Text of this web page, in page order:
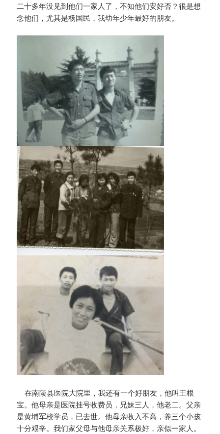
二十多年没见到他们一家人了，不知他们安好否？很是想
念他们，尤其是杨国民，我幼年少年最好的朋友。
在南陵县医院大院里，我还有一个好朋友，他叫王根
宝。他母亲是医院挂号收费员，兄妹三人，他老二。父亲
是黄埔军校学员，已去世。他母亲收入不高，养三个小孩
十分艰辛。我们家父母与他母亲关系极好，亲似一家人。